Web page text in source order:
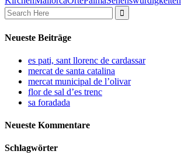
Search
for:
Neueste Beiträge
es pati, sant llorenc de cardassar
mercat de santa catalina
mercat municipal de l’olivar
flor de sal d’es trenc
sa foradada
Neueste Kommentare
Schlagwörter